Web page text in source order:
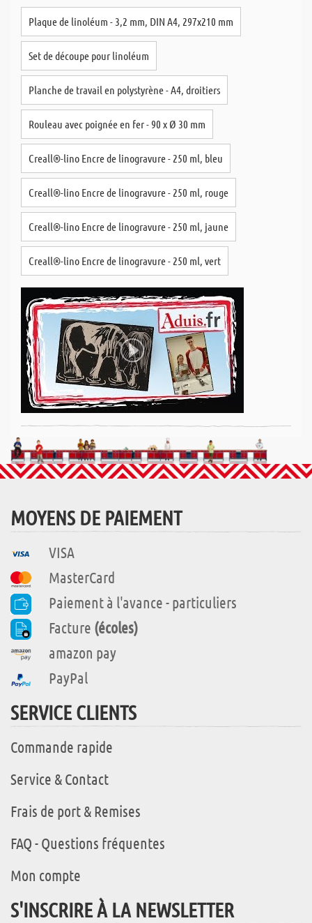
Plaque de linoléum - 3,2 mm, DIN A4, 297x210 mm
Set de découpe pour linoléum
Planche de travail en polystyrène - A4, droitiers
Rouleau avec poignée en fer - 90 x Ø 30 mm
Creall®-lino Encre de linogravure - 250 ml, bleu
Creall®-lino Encre de linogravure - 250 ml, rouge
Creall®-lino Encre de linogravure - 250 ml, jaune
Creall®-lino Encre de linogravure - 250 ml, vert
MOYENS DE PAIEMENT
VISA
MasterCard
Paiement à l'avance - particuliers
Facture (écoles)
amazon pay
PayPal
SERVICE CLIENTS
Commande rapide
Service & Contact
Frais de port & Remises
FAQ - Questions fréquentes
Mon compte
S'INSCRIRE À LA NEWSLETTER